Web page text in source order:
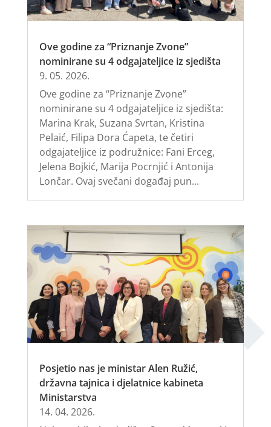
Ove godine za “Priznanje Zvone”
nominirane su 4 odgajateljice iz sjedišta
9. 05. 2026.
Ove godine za “Priznanje Zvone”
nominirane su 4 odgajateljice iz sjedišta:
Marina Krak, Suzana Svrtan, Kristina
Pelaić, Filipa Dora Ćapeta, te četiri
odgajateljice iz podružnice: Fani Erceg,
Jelena Bojkić, Marija Pocrnjić i Antonija
Lončar. Ovaj svečani događaj pun...
Posjetio nas je ministar Alen Ružić,
državna tajnica i djelatnice kabineta
Ministarstva
14. 04. 2026.